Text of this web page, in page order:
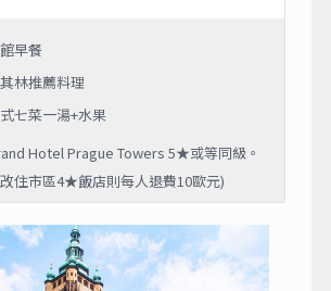
早餐
林推薦料理
七菜一湯+水果
Hotel Prague Towers 5★或等同級。
住市區4★飯店則每人退費10歐元)